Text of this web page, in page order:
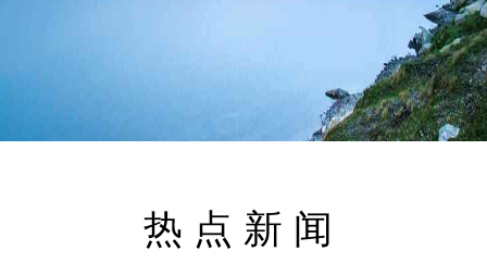
热点新闻